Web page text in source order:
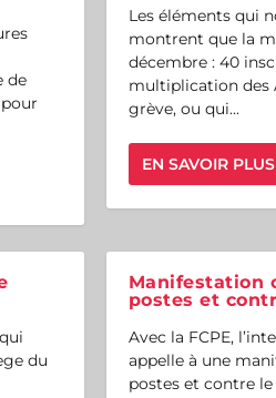
de
Les éléments qui
montrent que la
décembre : 40
multiplication des
grève, ou qui...
EN SAVOIR PLUS
du
Manifestation
postes et
Avec la FCPE,
appelle à une
postes et contre